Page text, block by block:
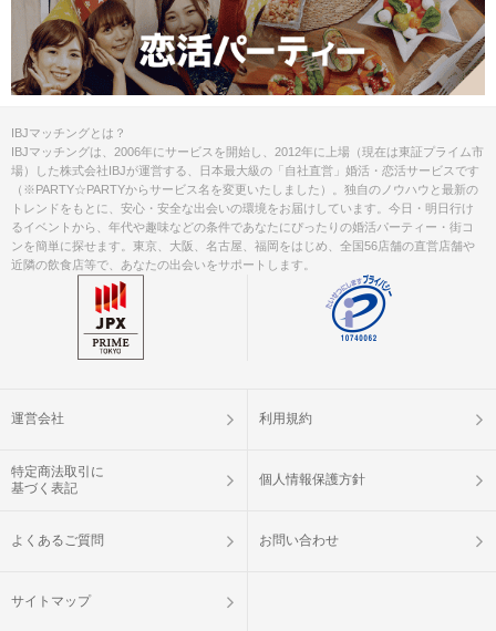
IBJマッチングとは？
IBJマッチングは、2006年にサービスを開始し、2012年に上場（現在は東証プライム市
場）した株式会社IBJが運営する、日本最大級の「自社直営」婚活・恋活サービスです
（※PARTY☆PARTYからサービス名を変更いたしました）。独自のノウハウと最新の
トレンドをもとに、安心・安全な出会いの環境をお届けしています。今日・明日行け
るイベントから、年代や趣味などの条件であなたにぴったりの婚活パーティー・街コ
ンを簡単に探せます。東京、大阪、名古屋、福岡をはじめ、全国56店舗の直営店舗や
近隣の飲食店等で、あなたの出会いをサポートします。
運営会社 利用規約
特定商法取引に
基づく表記
個人情報保護方針
よくあるご質問 お問い合わせ
サイトマップ